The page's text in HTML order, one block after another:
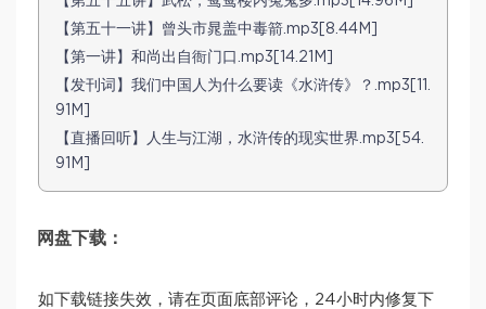
【第五十一讲】曾头市晁盖中毒箭.mp3[8.44M]
【第一讲】和尚出自衙门口.mp3[14.21M]
【发刊词】我们中国人为什么要读《水浒传》？.mp3[11.
91M]
【直播回听】人生与江湖，水浒传的现实世界.mp3[54.
91M]
网盘下载：
如下载链接失效，请在页面底部评论，24小时内修复下